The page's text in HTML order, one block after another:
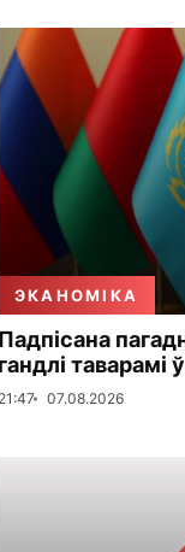
ЭКАНОМІКА
Падпісана
гандлі таварамі
21:47 07.08.2026